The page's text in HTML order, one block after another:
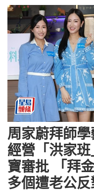
周家蔚拜師
經營「洪家
寶審批 「拜
多個遭老公反